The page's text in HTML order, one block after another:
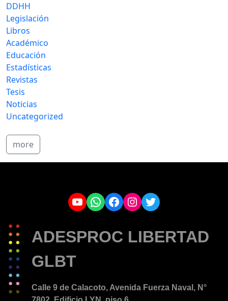
DDHH
Legislación
Libros
Académico
Educación
Estadísticas
Revistas
Tesis
Noticias
Uncategorized
more
YouTube WhatsApp Facebook Instagram Twitter
ADESPROC LIBERTAD
GLBT
Calle 9 de Calacoto, Avenida Fuerza Naval, N°